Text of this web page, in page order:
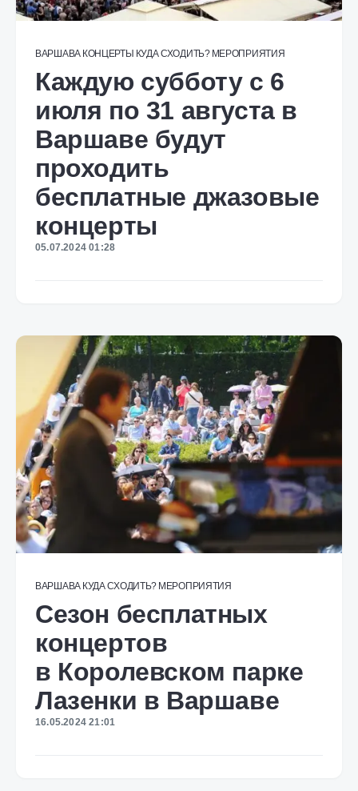
ВАРШАВА КОНЦЕРТЫ КУДА СХОДИТЬ? МЕРОПРИЯТИЯ
Каждую субботу с 6
июля по 31 августа в
Варшаве будут
проходить
бесплатные джазовые
концерты
05.07.2024 01:28
ВАРШАВА КУДА СХОДИТЬ? МЕРОПРИЯТИЯ
Cезон бесплатных
концертов
в Королевском парке
Лазенки в Варшаве
16.05.2024 21:01